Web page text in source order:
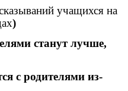
учащихся на
)
станут лучше,
с родителями из-